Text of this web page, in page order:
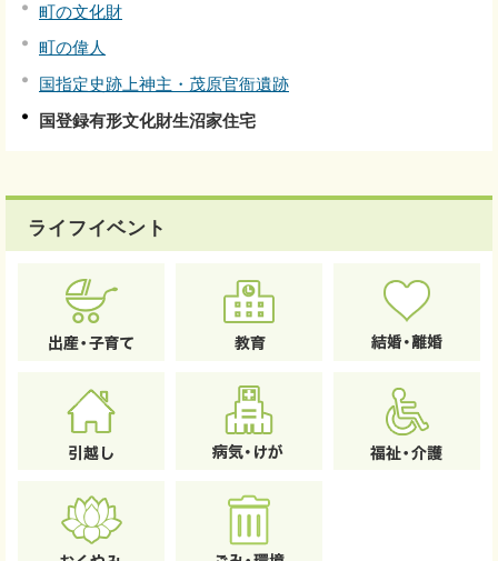
町の文化財
町の偉人
国指定史跡上神主・茂原官衙遺跡
国登録有形文化財生沼家住宅
ライフイベント